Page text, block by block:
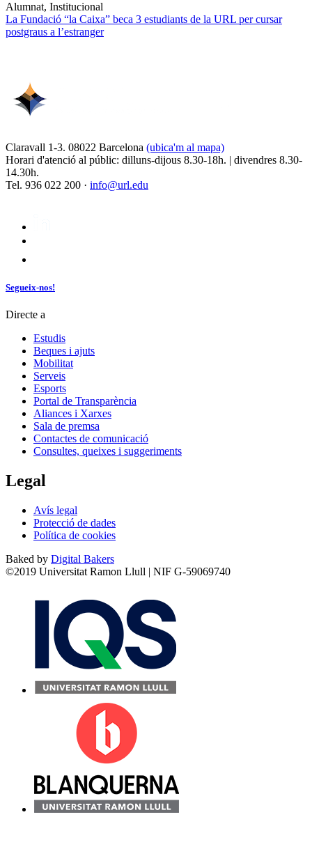
Alumnat, Institucional
La Fundació “la Caixa” beca 3 estudiants de la URL per cursar
postgraus a l’estranger
Claravall 1-3. 08022 Barcelona (ubica'm al mapa)
Horari d'atenció al públic: dilluns-dijous 8.30-18h. | divendres 8.30-
14.30h.
Tel. 936 022 200 · info@url.edu
Segueix-nos!
Directe a
Estudis
Beques i ajuts
Mobilitat
Serveis
Esports
Portal de Transparència
Aliances i Xarxes
Sala de premsa
Contactes de comunicació
Consultes, queixes i suggeriments
Legal
Avís legal
Protecció de dades
Política de cookies
Baked by Digital Bakers
©2019 Universitat Ramon Llull | NIF G-59069740